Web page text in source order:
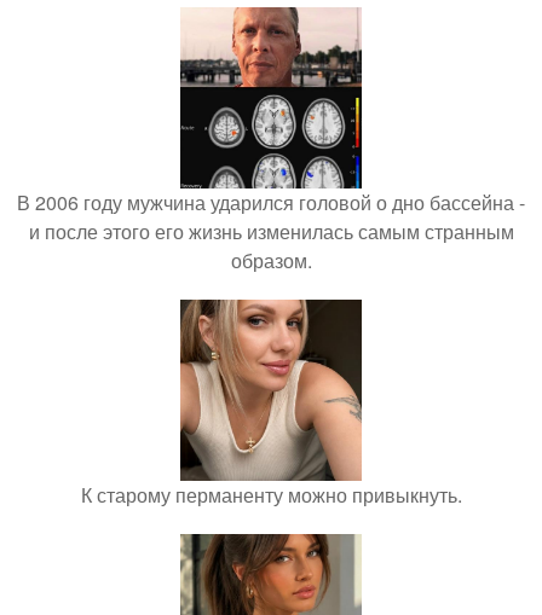
В 2006 году мужчина ударился головой о дно бассейна -
и после этого его жизнь изменилась самым странным
образом.
К старому перманенту можно привыкнуть.